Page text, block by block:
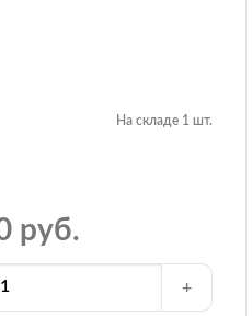
На складе 1 шт.
руб.
+